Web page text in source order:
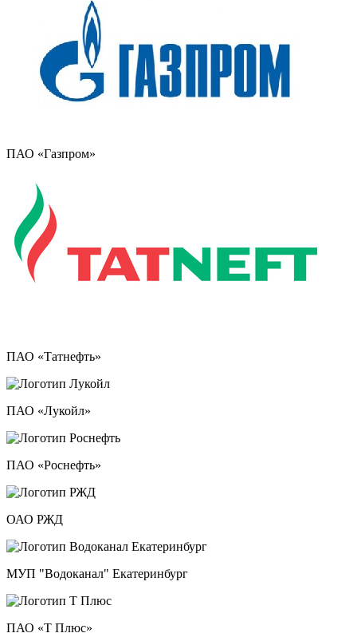
ПАО «Газпром»
ПАО «Татнефть»
ПАО «Лукойл»
ПАО «Роснефть»
ОАО РЖД
МУП "Водоканал" Екатеринбург
ПАО «Т Плюс»